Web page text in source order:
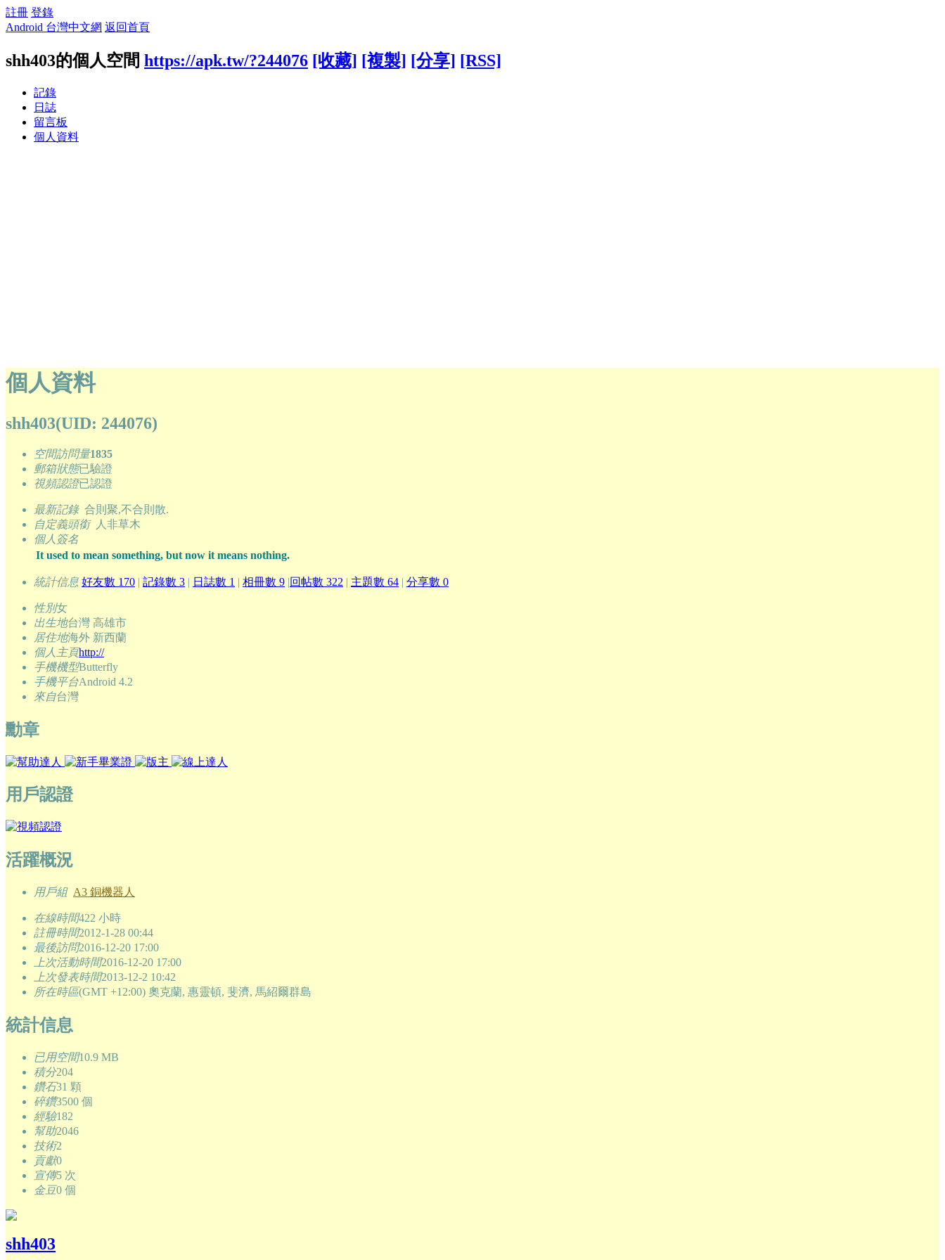
註冊 登錄
Android 台灣中文網 返回首頁
shh403的個人空間 https://apk.tw/?244076 [收藏] [複製] [分享] [RSS]
記錄
日誌
留言板
個人資料
個人資料
shh403(UID: 244076)
空間訪問量1835
郵箱狀態已驗證
視頻認證已認證
最新記錄 合則聚,不合則散.
自定義頭銜 人非草木
個人簽名
It used to mean something, but now it means nothing.
統計信息 好友數 170 | 記錄數 3 | 日誌數 1 | 相冊數 9 |回帖數 322 | 主題數 64 | 分享數 0
性別女
出生地台灣 高雄市
居住地海外 新西蘭
個人主頁http://
手機機型Butterfly
手機平台Android 4.2
來自台灣
勳章
用戶認證
活躍概況
用戶組 A3 銅機器人
在線時間422 小時
註冊時間2012-1-28 00:44
最後訪問2016-12-20 17:00
上次活動時間2016-12-20 17:00
上次發表時間2013-12-2 10:42
所在時區(GMT +12:00) 奧克蘭, 惠靈頓, 斐濟, 馬紹爾群島
統計信息
已用空間10.9 MB
積分204
鑽石31 顆
碎鑽3500 個
經驗182
幫助2046
技術2
貢獻0
宣傳5 次
金豆0 個
shh403